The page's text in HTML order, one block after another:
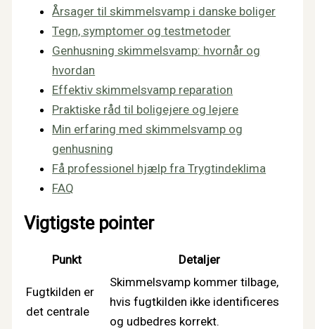
Årsager til skimmelsvamp i danske boliger
Tegn, symptomer og testmetoder
Genhusning skimmelsvamp: hvornår og
hvordan
Effektiv skimmelsvamp reparation
Praktiske råd til boligejere og lejere
Min erfaring med skimmelsvamp og
genhusning
Få professionel hjælp fra Trygtindeklima
FAQ
Vigtigste pointer
Punkt Detaljer
Fugtkilden er
det centrale
Skimmelsvamp kommer tilbage,
hvis fugtkilden ikke identificeres
og udbedres korrekt.